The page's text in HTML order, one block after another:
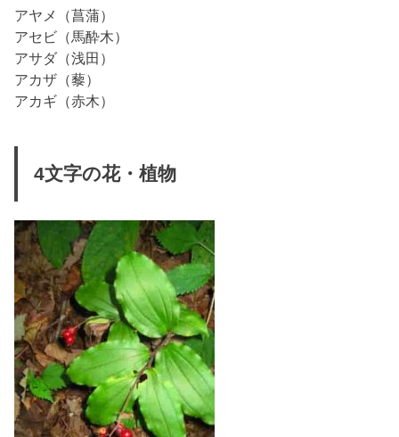
アヤメ（菖蒲）
アセビ（馬酔木）
アサダ（浅田）
アカザ（藜）
アカギ（赤木）
4文字の花・植物